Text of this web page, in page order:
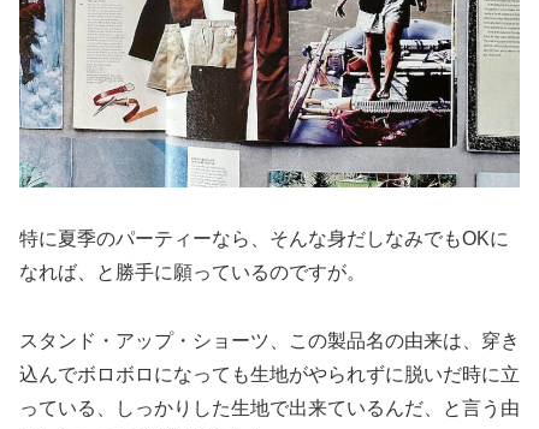
特に夏季のパーティーなら、そんな身だしなみでもOKに
なれば、と勝手に願っているのですが。
スタンド・アップ・ショーツ、この製品名の由来は、穿き
込んでボロボロになっても生地がやられずに脱いだ時に立
っている、しっかりした生地で出来ているんだ、と言う由